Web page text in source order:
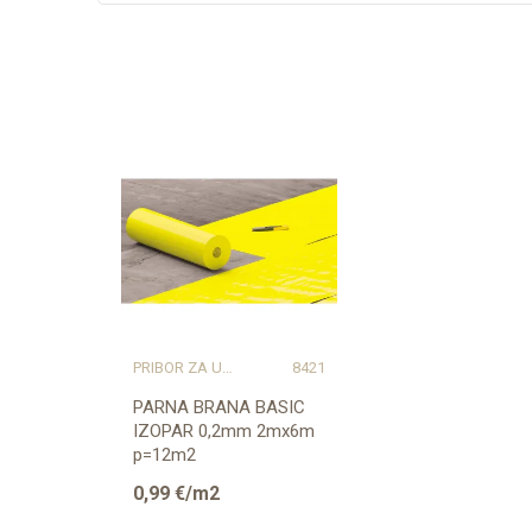
PRIBOR ZA UGRADNJU PODOVA – SVE NA JEDNOM MJESTU 8421
PARNA BRANA BASIC
IZOPAR 0,2mm 2mx6m
p=12m2
0,99 €/m2